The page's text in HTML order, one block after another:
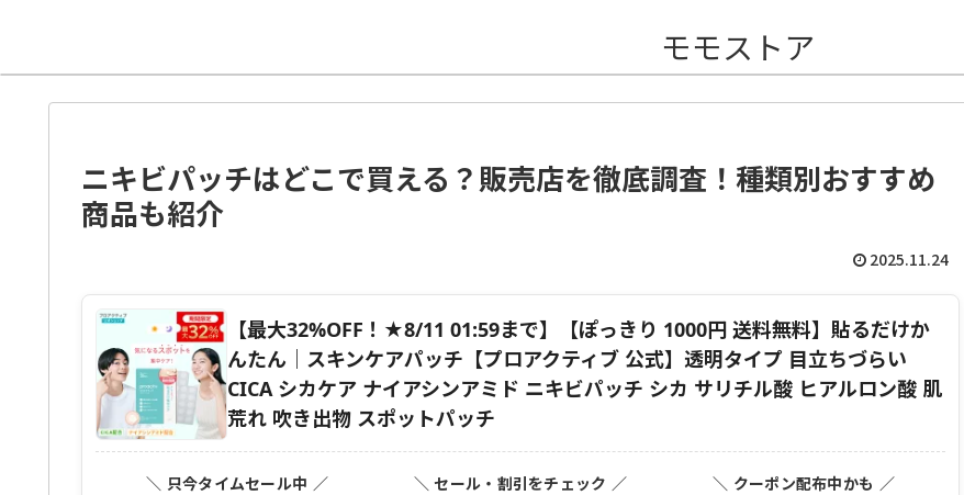
モモストア
ニキビパッチはどこで買える？販売店を徹底調査！種類別おすすめ
商品も紹介
2025.11.24
【最大32%OFF！★8/11 01:59まで】【ぽっきり 1000円 送料無料】貼るだけか
んたん｜スキンケアパッチ【プロアクティブ 公式】透明タイプ 目立ちづらい
CICA シカケア ナイアシンアミド ニキビパッチ シカ サリチル酸 ヒアルロン酸 肌
荒れ 吹き出物 スポットパッチ
＼ 只今タイムセール中 ／ ＼ セール・割引をチェック ／ ＼ クーポン配布中かも ／